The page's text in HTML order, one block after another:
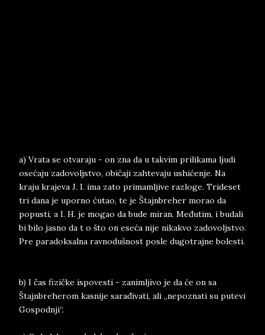
a) Vrata se otvaraju - on zna da u takvim prilikama ljudi
osećaju zadovoljstvo, običaji zahtevaju ushićenje. Na
kraju krajeva J. I. ima zato primamljive razloge. Trideset
tri dana je uporno ćutao, te je Štajnbreher morao da
popusti, a I. H. je mogao da bude miran. Međutim, i budali
bi bilo jasno da t o što on eseća nije nikakvo zadovoljstvo.
Pre paradoksalna ravnodušnost posle dugotrajne bolesti.
b) I čas fizičke ispovesti - zanimljivo je da će on sa
Štajnbreherom kasnije sarađivati, ali „nepoznati su putevi
Gospodnji“.